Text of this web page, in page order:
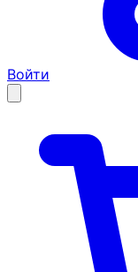
Войти